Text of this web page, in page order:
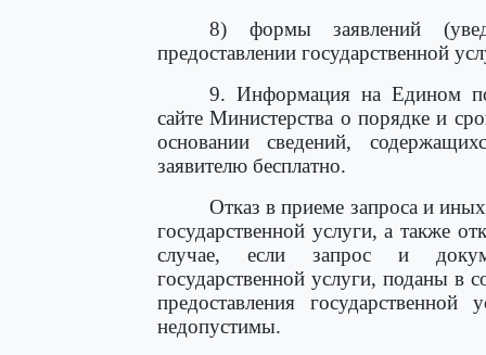
8) формы заявлений
предоставлении государственной
9. Информация на Едином
сайте Министерства о порядке и
основании сведений,
заявителю бесплатно.
Отказ в приеме запроса и
государственной услуги, а также
случае, если запрос и
государственной услуги, поданы в
предоставления
недопустимы.